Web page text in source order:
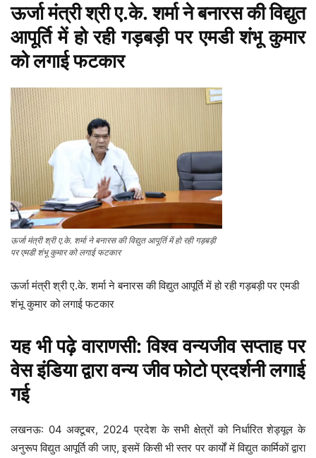
ऊर्जा मंत्री श्री ए.के. शर्मा ने बनारस की विद्युत
आपूर्ति में हो रही गड़बड़ी पर एमडी शंभू कुमार
को लगाई फटकार
ऊर्जा मंत्री श्री ए.के. शर्मा ने बनारस की विद्युत आपूर्ति में हो रही गड़बड़ी
पर एमडी शंभू कुमार को लगाई फटकार
ऊर्जा मंत्री श्री ए.के. शर्मा ने बनारस की विद्युत आपूर्ति में हो रही गड़बड़ी पर एमडी
शंभू कुमार को लगाई फटकार
यह भी पढ़ेवाराणसी: विश्व वन्यजीव सप्ताह पर
वेस इंडिया द्वारा वन्य जीव फोटो प्रदर्शनी लगाई
गई
लखनऊ: 04 अक्टूबर, 2024 प्रदेश के सभी क्षेत्रों को निर्धारित शेड्यूल के
अनुरूप विद्युत आपूर्ति की जाए, इसमें किसी भी स्तर पर कार्यों में विद्युत कार्मिकों द्वारा